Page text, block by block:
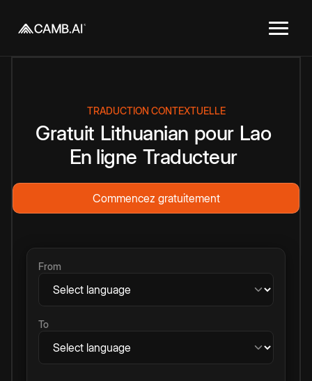
TRADUCTION CONTEXTUELLE
Gratuit Lithuanian pour Lao
En ligne Traducteur
Commencez gratuitement
From
To